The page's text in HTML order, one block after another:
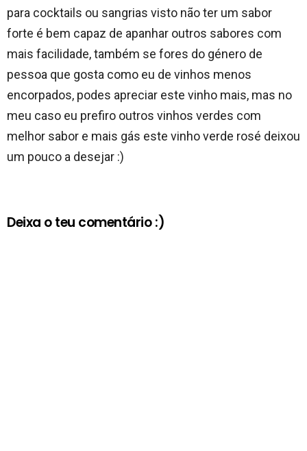
para cocktails ou sangrias visto não ter um sabor
forte é bem capaz de apanhar outros sabores com
mais facilidade, também se fores do género de
pessoa que gosta como eu de vinhos menos
encorpados, podes apreciar este vinho mais, mas no
meu caso eu prefiro outros vinhos verdes com
melhor sabor e mais gás este vinho verde rosé deixou
um pouco a desejar :)
Deixa o teu comentário :)